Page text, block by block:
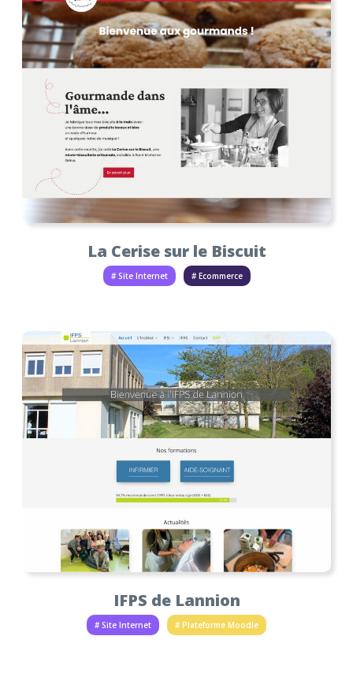
La Cerise sur le Biscuit
# Site Internet # Ecommerce
IFPS de Lannion
# Site Internet # Plateforme Moodle